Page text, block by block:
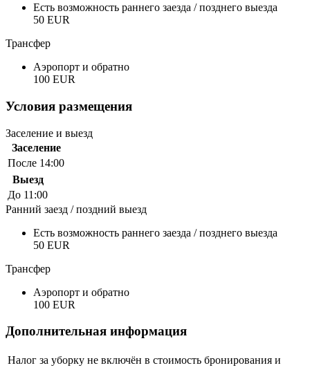
Есть возможность раннего заезда / позднего выезда
50 EUR
Трансфер
Аэропорт и обратно
100 EUR
Условия размещения
Заселение и выезд
Заселение
После 14:00
Выезд
До 11:00
Ранний заезд / поздний выезд
Есть возможность раннего заезда / позднего выезда
50 EUR
Трансфер
Аэропорт и обратно
100 EUR
Дополнительная информация
Налог за уборку не включён в стоимость бронирования и